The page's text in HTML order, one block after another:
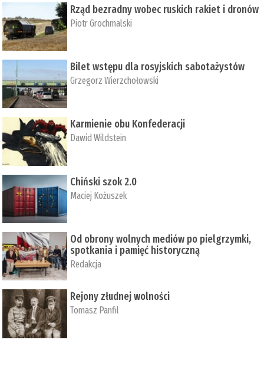
Rząd bezradny wobec ruskich rakiet i dronów
Piotr Grochmalski
Bilet wstępu dla rosyjskich sabotażystów
Grzegorz Wierzchołowski
Karmienie obu Konfederacji
Dawid Wildstein
Chiński szok 2.0
Maciej Kożuszek
Od obrony wolnych mediów po pielgrzymki,
spotkania i pamięć historyczną
Redakcja
Rejony złudnej wolności
Tomasz Panfil